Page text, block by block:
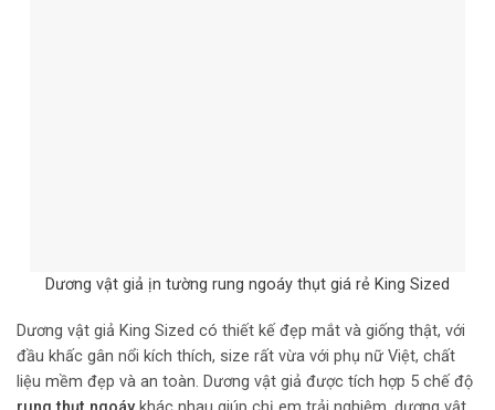
Dương vật giả ịn tường rung ngoáy thụt giá rẻ King Sized
Dương vật giả King Sized có thiết kế đẹp mắt và giống thật, với
đầu khấc gân nổi kích thích, size rất vừa với phụ nữ Việt, chất
liệu mềm đẹp và an toàn. Dương vật giả được tích hợp 5 chế độ